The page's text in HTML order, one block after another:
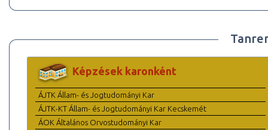
Képzések karonként
ÁJTK Állam- és Jogtudományi Kar
ÁJTK-KT Állam- és Jogtudományi Kar Kecskemét
ÁOK Általános Orvostudományi Kar